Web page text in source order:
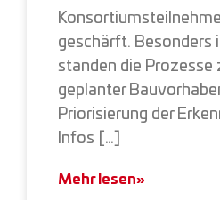
geschärft. Besonders
standen die Prozesse
geplanter
Priorisierung der
Infos […]
Mehr lesen»